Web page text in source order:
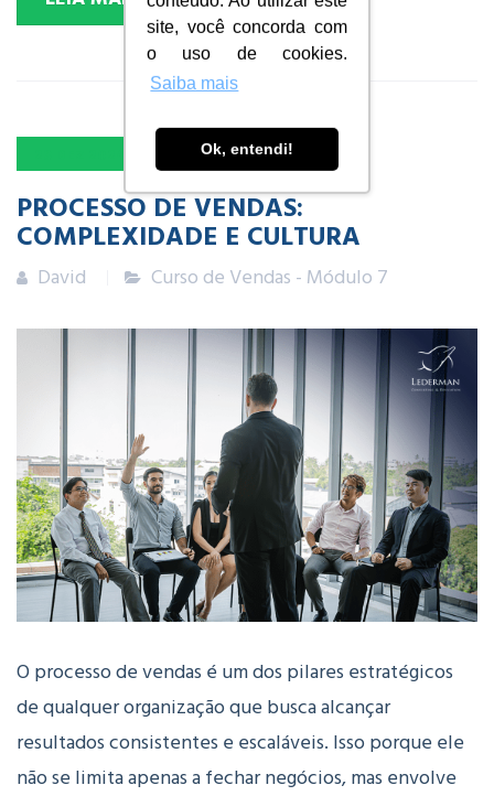
site, você concorda com
o uso de cookies.
Saiba mais
Ok, entendi!
PROCESSO DE VENDAS:
COMPLEXIDADE E CULTURA
David Curso de Vendas - Módulo 7
O processo de vendas é um dos pilares estratégicos
de qualquer organização que busca alcançar
resultados consistentes e escaláveis. Isso porque ele
não se limita apenas a fechar negócios, mas envolve